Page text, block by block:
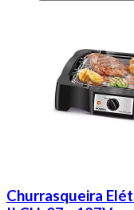
Churrasqueira